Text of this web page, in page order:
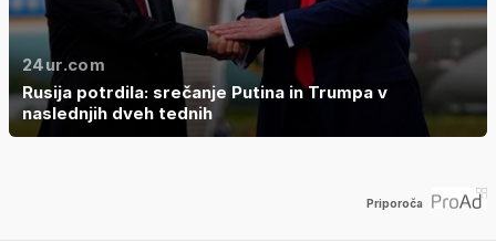
24ur.com
Rusija potrdila: srečanje Putina in Trumpa v
naslednjih dveh tednih
Priporoča